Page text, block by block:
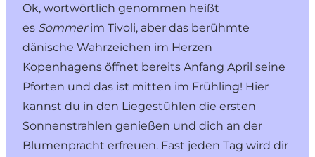
Ok, wortwörtlich genommen heißt
es Sommerim Tivoli, aber das berühmte
dänische Wahrzeichen im Herzen
Kopenhagens öffnet bereits Anfang April seine
Pforten und das ist mitten im Frühling! Hier
kannst du in den Liegestühlen die ersten
Sonnenstrahlen genießen und dich an der
Blumenpracht erfreuen. Fast jeden Tag wird dir